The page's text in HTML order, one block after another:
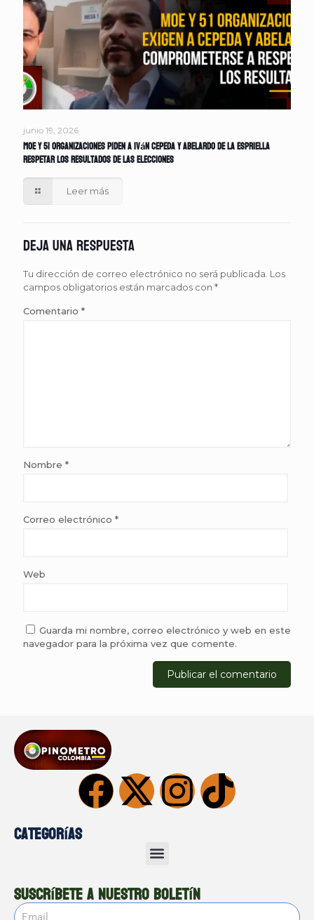
junio 19, 2026
MOE y 51 organizaciones piden a Iván Cepeda y Abelardo de la Espriella
respetar los resultados de las elecciones
Leer más
Deja una respuesta
Tu dirección de correo electrónico no será publicada. Los
campos obligatorios están marcados con *
Comentario *
Nombre *
Correo electrónico *
Web
Guarda mi nombre, correo electrónico y web en este
navegador para la próxima vez que comente.
Categorías
Suscríbete a nuestro boletín